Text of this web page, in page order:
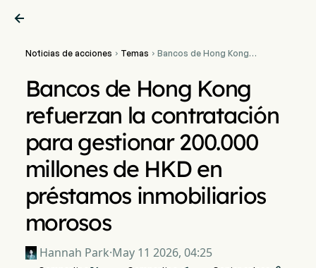

Noticias de acciones  Temas  Bancos de Hong Kong
millones de HKD en
préstamos inmobiliarios
morosos
Bancos de Hong Kong
refuerzan la contratación
para gestionar 200.000
millones de HKD en
préstamos inmobiliarios
morosos
Hannah Park·May 11 2026, 04:25